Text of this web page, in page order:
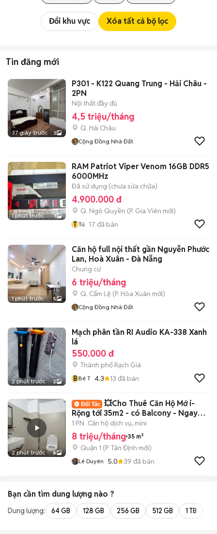
Đổi khu vực Xóa tất cả bộ lọc
Tin đăng mới
37 giây trước 3
P301 - K122 Quang Trung - Hải Châu -
2PN
Nội thất đầy đủ
4,5 triệu/tháng
Q. Hải Châu
Cộng Đồng Nhà Đất
1 phút trước 1
RAM Patriot Viper Venom 16GB DDR5
6000MHz
Đã sử dụng (chưa sửa chữa)
4.900.000 đ
Q. Ngô Quyền (P. Gia Viên mới)
T Tú 17 đã bán
1 phút trước 5
Căn hộ full nội thất gần Nguyễn Phước
Lan, Hoà Xuân - Đà Nẵng
Chung cư
6 triệu/tháng
Q. Cẩm Lệ (P. Hòa Xuân mới)
Cộng Đồng Nhà Đất
2 phút trước 2
Mạch phân tần RI Audio KA-338 Xanh
lá
550.000 đ
Thành phố Rạch Giá
BBé T 4.3 13 đã bán
2 phút trước 8
💥Cho Thuê Căn Hộ Mớ i-
Rộng tới 35m2 - có Balcony - Ngay
cầu Bason Q1
1 PN Căn hộ dịch vụ, mini
8 triệu/tháng 35 m²
Quận 1 (P. Tân Định mới)
Lê Duyên 5.0 39 đã bán
Bạn cần tìm dung lượng nào ?
Dung lượng: 64 GB 128 GB 256 GB 512 GB 1 TB